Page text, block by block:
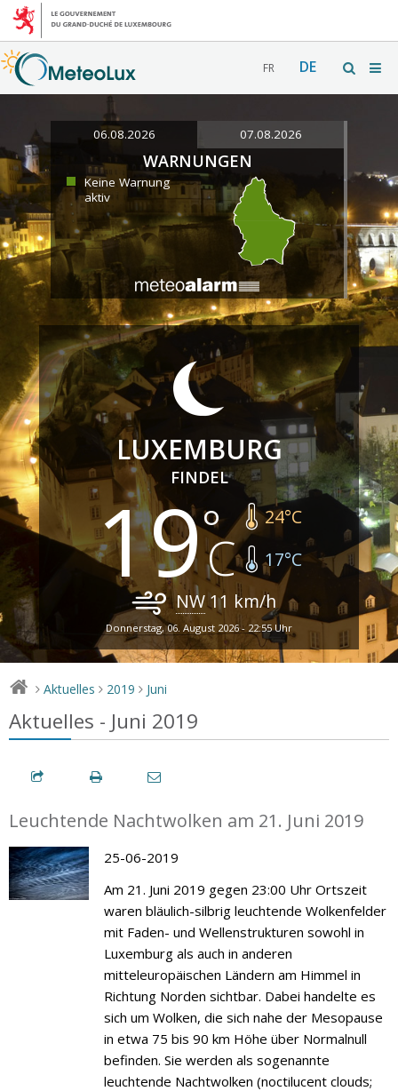
FR DE
06.08.2026 07.08.2026
WARNUNGEN
Keine Warnung
aktiv
LUXEMBURG
FINDEL
19 24°C
17°C
NW11 km/h
Donnerstag, 06. August 2026 - 22:55 Uhr
> Aktuelles > 2019 > Juni
Aktuelles - Juni 2019
Leuchtende Nachtwolken am 21. Juni 2019
25-06-2019
Am 21. Juni 2019 gegen 23:00 Uhr Ortszeit
waren bläulich-silbrig leuchtende Wolkenfelder
mit Faden- und Wellenstrukturen sowohl in
Luxemburg als auch in anderen
mitteleuropäischen Ländern am Himmel in
Richtung Norden sichtbar. Dabei handelte es
sich um Wolken, die sich nahe der Mesopause
in etwa 75 bis 90 km Höhe über Normalnull
befinden. Sie werden als sogenannte
leuchtende Nachtwolken (noctilucent clouds;